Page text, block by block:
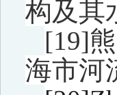
构及其
[19]
海市河